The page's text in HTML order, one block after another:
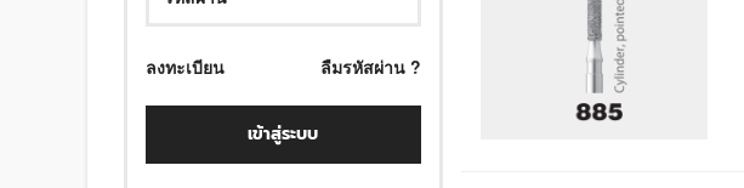
ลงทะเบียน ลืมรหัสผ่าน ?
เข้าสู่ระบบ